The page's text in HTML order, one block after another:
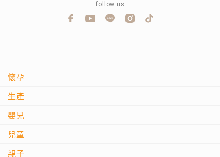
懷孕
生產
嬰兒
兒童
親子
follow us